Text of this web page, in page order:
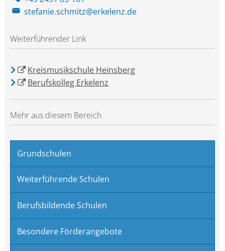
stefanie.schmitz@erkelenz.de
Weiterführender Link
Kreismusikschule Heinsberg
Berufskolleg Erkelenz
Mehr aus diesem Bereich
Grundschulen
Weiterführende Schulen
Berufsbildende Schulen
Besondere Förderangebote